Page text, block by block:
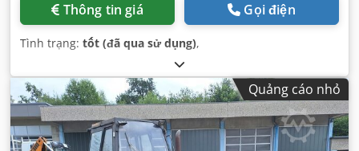
Thông tin giá Gọi điện
Tình trạng: tốt (đã qua sử dụng),
Quảng cáo nhỏ